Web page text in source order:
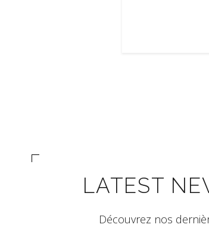
LATEST
Découvrez nos